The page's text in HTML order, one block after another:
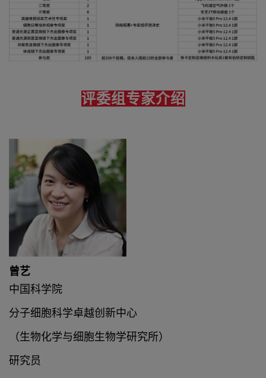
评委组专家介绍
曾艺
中国科学院
分子细胞科学卓越创新中心
（生物化学与细胞生物学研究所）
研究员